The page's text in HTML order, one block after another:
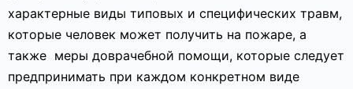
характерные виды типовых и специфических травм,
которые человек может получить на пожаре, а
также меры доврачебной помощи, которые следует
предпринимать при каждом конкретном виде